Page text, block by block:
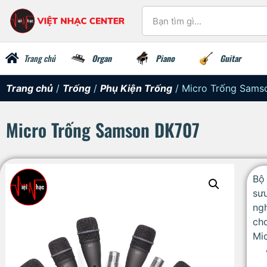
Trang chủ Organ Piano Guitar
Trang chủ / Trống / Phụ Kiện Trống / Micro Trống
Micro Trống Samson DK707